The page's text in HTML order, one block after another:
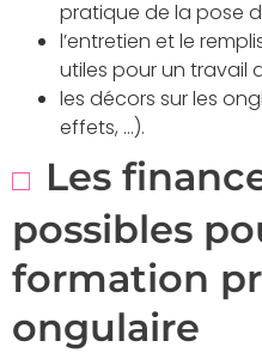
pratique de la pose
l’entretien et le
utiles pour un travail
les décors sur les
effets, …).
Les
possibles
formation
ongulaire